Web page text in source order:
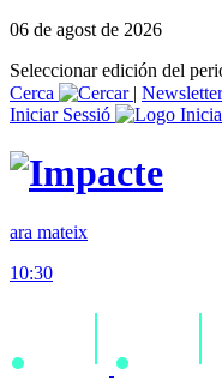
06 de agost de 2026
Seleccionar edición del
Cerca
|
Iniciar Sessió
ara mateix
10:30